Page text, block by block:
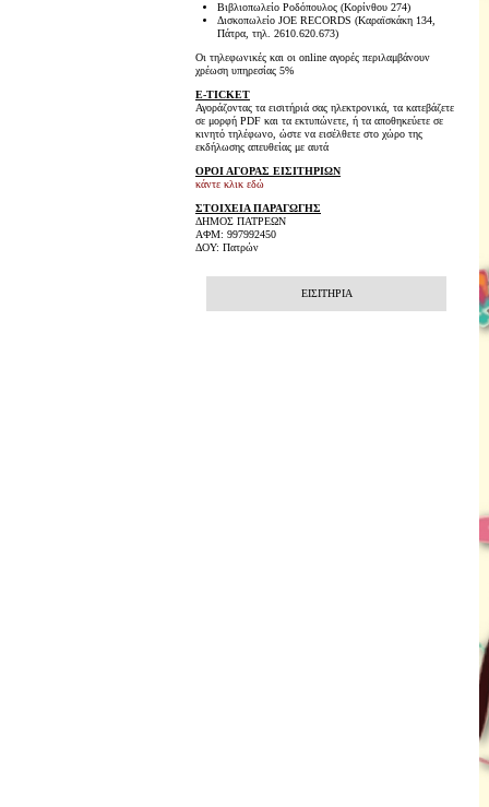
Βιβλιοπωλείο Ροδόπουλος (Κορίνθου 274)
Δισκοπωλείο JOE RECORDS (Καραϊσκάκη 134,
Πάτρα, τηλ. 2610.620.673)
Οι τηλεφωνικές και οι online αγορές περιλαμβάνουν
χρέωση υπηρεσίας 5%
E-TICKET
Αγοράζοντας τα εισιτήριά σας ηλεκτρονικά, τα κατεβάζετε
σε μορφή PDF και τα εκτυπώνετε, ή τα αποθηκεύετε σε
κινητό τηλέφωνο, ώστε να εισέλθετε στο χώρο της
εκδήλωσης απευθείας με αυτά
ΟΡΟΙ ΑΓΟΡΑΣ ΕΙΣΙΤΗΡΙΩΝ
κάντε κλικ εδώ
ΣΤΟΙΧΕΙΑ ΠΑΡΑΓΩΓΗΣ
ΔΗΜΟΣ ΠΑΤΡΕΩΝ
ΑΦΜ: 997992450
ΔΟΥ: Πατρών
ΕΙΣΙΤΗΡΙΑ